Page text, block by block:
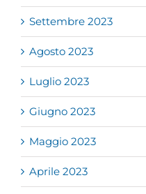
Settembre 2023
Agosto 2023
Luglio 2023
Giugno 2023
Maggio 2023
Aprile 2023